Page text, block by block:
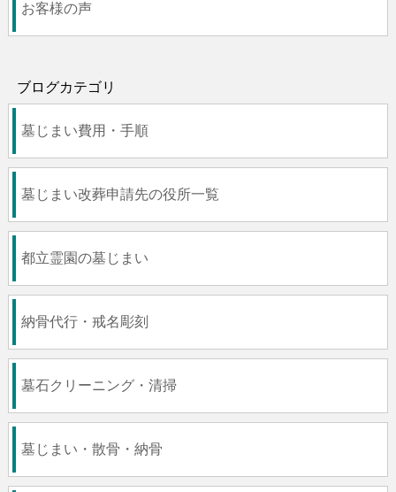
お客様の声
ブログカテゴリ
墓じまい費用・手順
墓じまい改葬申請先の役所一覧
都立霊園の墓じまい
納骨代行・戒名彫刻
墓石クリーニング・清掃
墓じまい・散骨・納骨